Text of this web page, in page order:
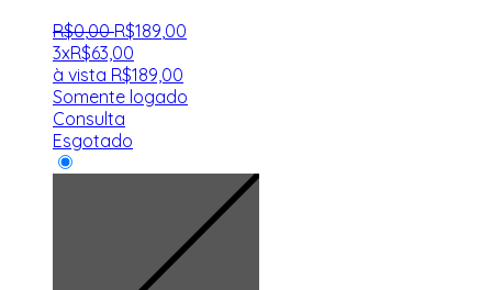
R$0,00 R$189,00
3xR$63,00
à vista R$189,00
Somente logado
Consulta
Esgotado